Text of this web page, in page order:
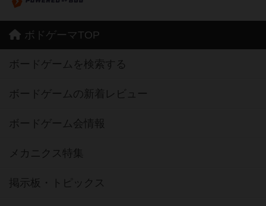
ボドゲーマTOP
ボードゲームを検索する
ボードゲームの新着レビュー
ボードゲーム会情報
メカニクス特集
掲示板・トピックス